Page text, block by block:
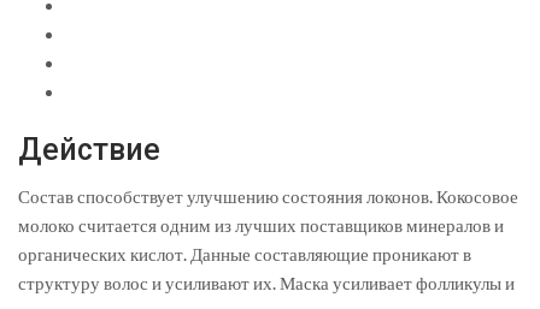
Действие
Состав способствует улучшению состояния локонов. Кокосовое
молоко считается одним из лучших поставщиков минералов и
органических кислот. Данные составляющие проникают в
структуру волос и усиливают их. Маска усиливает фолликулы и